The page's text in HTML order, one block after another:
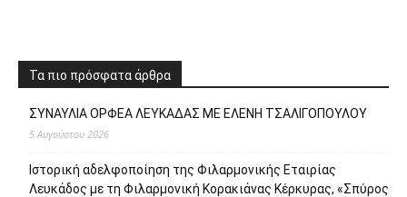
Τα πιο πρόσφατα άρθρα
ΣΥΝΑΥΛΙΑ ΟΡΦΕΑ ΛΕΥΚΑΔΑΣ ΜΕ ΕΛΕΝΗ ΤΣΑΛΙΓΟΠΟΥΛΟΥ
5 Αυγούστου 2026
Ιστορική αδελφοποίηση της Φιλαρμονικής Εταιρίας
Λευκάδος με τη Φιλαρμονική Κορακιάνας Κέρκυρας, «Σπύρος